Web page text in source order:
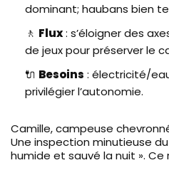
dominant; haubans bien
🚶 Flux: s’éloigner des
de jeux pour préserver le
🔌 Besoins : électricité/
privilégier l’autonomie.
Camille, campeuse
Une inspection minutieuse
humide et sauvé la nuit ». Ce